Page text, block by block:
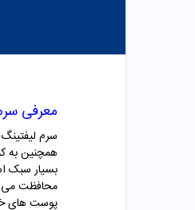
معرفی
همچنین به
بسیار سبک
محافظت
پوست های